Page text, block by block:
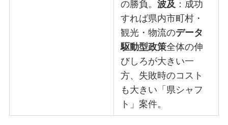
の勝負。波及 ：成功
すれば県内市町村・
観光・物流のデータ
駆動型政策全体の伸
びしろが大きい一
方、失敗時のコスト
も大きい「県シャフ
ト」案件。